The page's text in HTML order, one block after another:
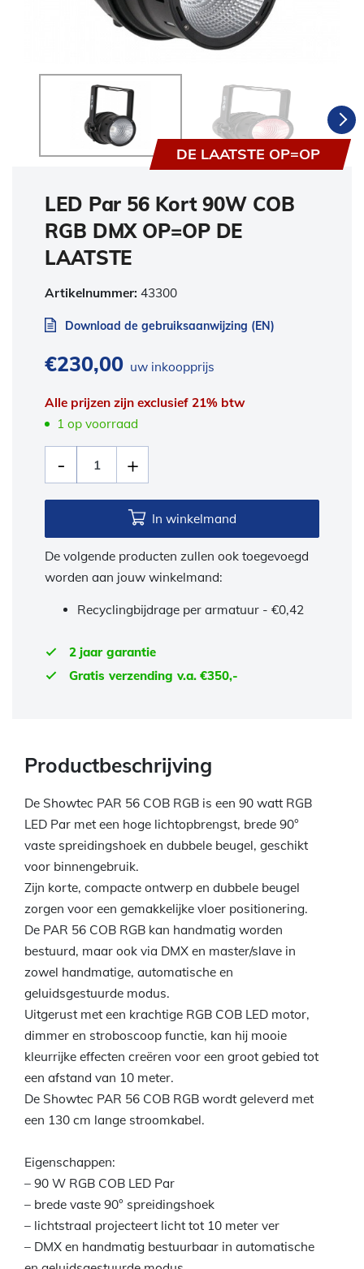
DE LAATSTE OP=OP
LED Par 56 Kort 90W COB
RGB DMX OP=OP DE
LAATSTE
Artikelnummer: 43300
Download de gebruiksaanwijzing (EN)
€230,00 uw inkoopprijs
Alle prijzen zijn exclusief 21% btw
1 op voorraad
In winkelmand
De volgende producten zullen ook toegevoegd
worden aan jouw winkelmand:
Recyclingbijdrage per armatuur - €0,42
2 jaar garantie
Gratis verzending v.a. €350,-
Productbeschrijving
De Showtec PAR 56 COB RGB is een 90 watt RGB
LED Par met een hoge lichtopbrengst, brede 90°
vaste spreidingshoek en dubbele beugel, geschikt
voor binnengebruik.
Zijn korte, compacte ontwerp en dubbele beugel
zorgen voor een gemakkelijke vloer positionering.
De PAR 56 COB RGB kan handmatig worden
bestuurd, maar ook via DMX en master/slave in
zowel handmatige, automatische en
geluidsgestuurde modus.
Uitgerust met een krachtige RGB COB LED motor,
dimmer en stroboscoop functie, kan hij mooie
kleurrijke effecten creëren voor een groot gebied tot
een afstand van 10 meter.
De Showtec PAR 56 COB RGB wordt geleverd met
een 130 cm lange stroomkabel.
Eigenschappen:
– 90 W RGB COB LED Par
– brede vaste 90° spreidingshoek
– lichtstraal projecteert licht tot 10 meter ver
– DMX en handmatig bestuurbaar in automatische